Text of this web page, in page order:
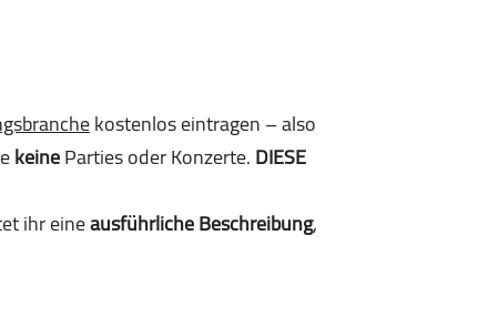
kostenlos eintragen – also
keineParties oder Konzerte.DIESE
ihr eineausführliche Beschreibung,